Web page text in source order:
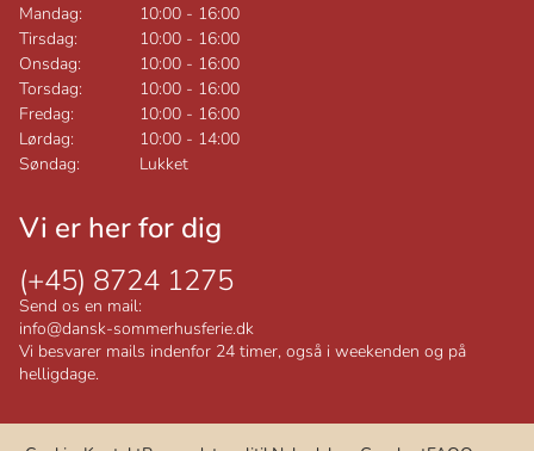
Mandag: 10:00 - 16:00
Tirsdag:
10:00 - 16:00
Onsdag:
10:00 - 16:00
Torsdag:
10:00 - 16:00
Fredag:
10:00 - 16:00
Lørdag:
10:00 - 14:00
Søndag:
Lukket
Vi er her for dig
(+45) 8724 1275
Send os en mail:
info@dansk-sommerhusferie.dk
Vi besvarer mails indenfor 24 timer, også i weekenden og på
helligdage.